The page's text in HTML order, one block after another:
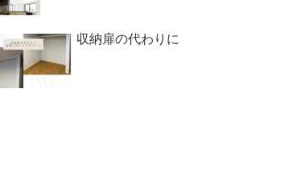
収納扉の代わりに